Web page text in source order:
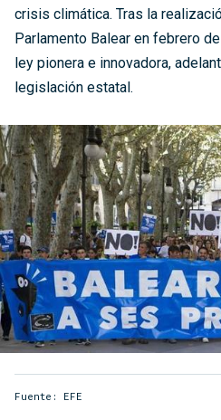
crisis climática. Tras la
Parlamento Balear en febrero
ley pionera e innovadora,
legislación estatal.
Fuente: EFE